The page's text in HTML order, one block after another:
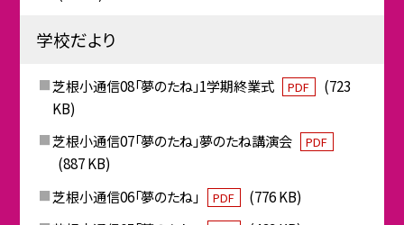
学校だより
芝根小通信08「夢のたね」1学期終業式 PDF
(723
KB)
芝根小通信07「夢のたね」夢のたね講演会
PDF
(887 KB)
芝根小通信06「夢のたね」
PDF
(776 KB)